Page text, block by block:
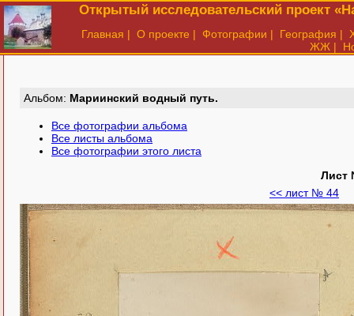
Открытый исследовательский проект
Главная | О проекте | Фотографии | География |
ЖЖ |
Aльбом: Мариинский водный путь.
Все фотографии альбома
Все листы альбома
Все фотографии этого листа
Лист
<< лист № 44